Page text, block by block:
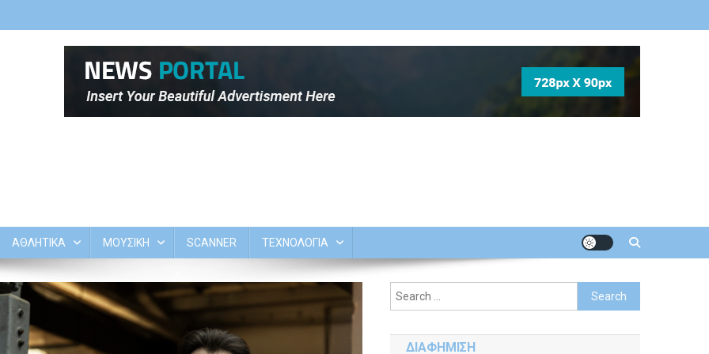
ΑΘΛΗΤΙΚΑ ΜΟΥΣΙΚΗ SCANNER ΤΕΧΝΟΛΟΓΙΑ
Search
for:
ΔΙΑΦΗΜΙΣΗ